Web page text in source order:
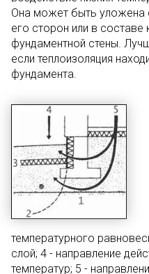
Она может быть уложена
его сторон или в составе
фундаментной стены.
если теплоизоляция
фундамента.
температурного
слой; 4 - направление
температур; 5 -